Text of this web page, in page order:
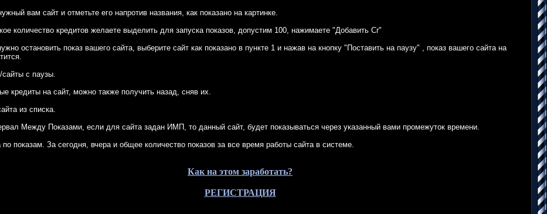
вам сайт и отметьте его напротив названия, как показано на картинке.
количество кредитов желаете выделить для запуска показов, допустим 100, нажимаете "Добавить Cr"
остановить показ вашего сайта, выберите сайт как показано в пункте 1 и нажав на кнопку "Поставить на паузу" , показ вашего сайта на
сайты с паузы.
кредиты на сайт, можно также получить назад, сняв их.
из списка.
Между Показами, если для сайта задан ИМП, то данный сайт, будет показываться через указанный вами промежуток времени.
по показам. За сегодня, вчера и общее количество показов за все время работы сайта в системе.
Как на этом заработать?
РЕГИСТРАЦИЯ